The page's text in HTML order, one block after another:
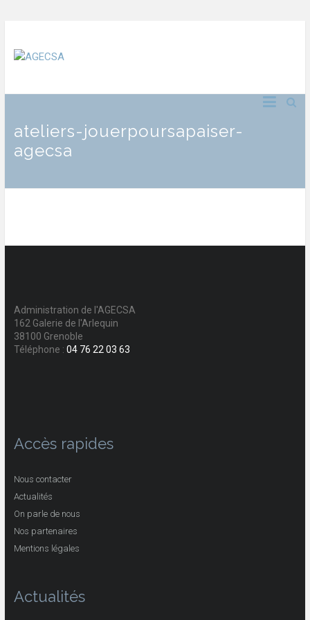
ateliers-jouerpoursapaiser-
agecsa
Administration de l'AGECSA
162 Galerie de l'Arlequin
38100 Grenoble
Téléphone : 04 76 22 03 63
Accès rapides
Nous contacter
Actualités
On parle de nous
Nos partenaires
Mentions légales
Actualités